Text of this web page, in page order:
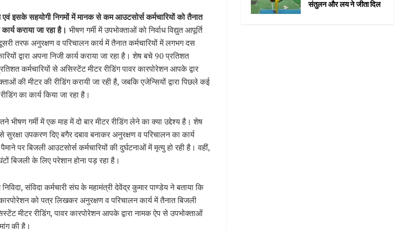
एवं इसके सहयोगी निगमों में मानक से कम आउटसोर्स कर्मचारियों को तैनात
कराया जा रहा है। भीषण गर्मी में उपभोक्ताओं को निर्वाध विद्युत आपूर्ति
तरफ अनुरक्षण व परिचालन कार्य में तैनात कर्मचारियों में लगभग दस
द्वारा अपना निजी कार्य कराया जा रहा है। शेष बचे 90 प्रतिशत
कर्मचारियों से असिस्टेंट मीटर रीडिंग पावर कारपोरेशन आपके द्वार
की मीटर की रीडिंग करायी जा रही है, जबकि एजेन्सियों द्वारा पिछले कई
का कार्य किया जा रहा है।
भीषण गर्मी में एक माह में दो बार मीटर रीडिंग लेने का क्या उद्देश्य है। शेष
सुरक्षा उपकरण दिए बगैर दबाव बनाकर अनुरक्षण व परिचालन का कार्य
पर बिजली आउटसोर्स कर्मचारियों की दुर्घटनाओं में मृत्यु हो रही है। वहीं,
बिजली के लिए परेशान होना पड़ रहा है।
संविदा कर्मचारी संघ के महामंत्री देवेंद्र कुमार पाण्डेय ने बताया कि
को पत्र लिखकर अनुरक्षण व परिचालन कार्य में तैनात बिजली
मीटर रीडिंग, पावर कारपोरेशन आपके द्वारा नामक ऐप से उपभोक्ताओं
की है।
संतुलन और लय ने जीता दिल